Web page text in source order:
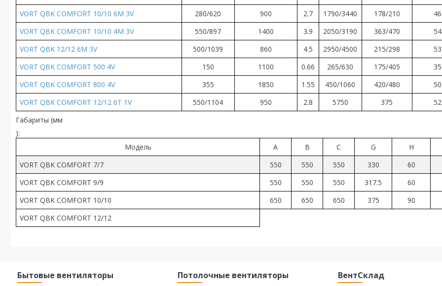
VORT QBK COMFORT 10/10 6M 3V
280/620 900 2.7 1790/3440 178/210
VORT QBK COMFORT 10/10 4M 3V
550/897 1400 3.9 2050/3190 363/470
VORT QBK 12/12 6M 3V
500/1039 860 4.5 2950/4500 215/298
VORT QBK COMFORT 500 4V
150 1100 0.66 265/630 175/405
VORT QBK COMFORT 800 4V
355 1850 1.55 450/1060 420/480
VORT QBK COMFORT 12/12 6T 1V
550/1104 950 2.8 5750 375
Габариты (мм
):
Модель
A B C G H
VORT QBK COMFORT 7/7
550 550 550 330 60
VORT QBK COMFORT 9/9
550 550 550 317.5 60
VORT QBK COMFORT 10/10
650 650 650 375 90
VORT QBK COMFORT 12/12
Бытовые вентиляторы Потолочные вентиляторы ВентСклад